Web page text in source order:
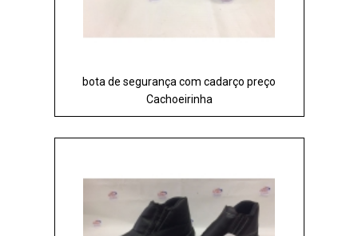
bota de segurança com cadarço preço
Cachoeirinha